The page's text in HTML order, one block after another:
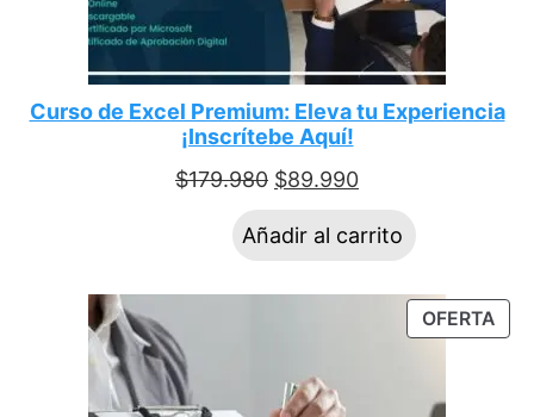
Curso de Excel Premium: Eleva tu Experiencia
¡Inscrítebe Aquí!
$179.980 $89.990
Añadir al carrito
OFERTA